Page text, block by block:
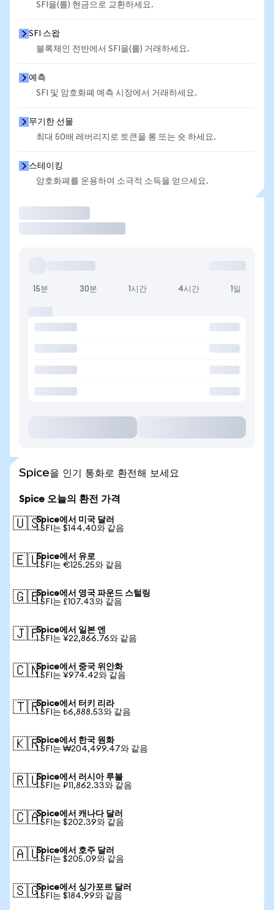
SFI을(를) 현금으로 교환하세요.
SFI 스왑
블록체인 전반에서 SFI을(를) 거래하세요.
예측
SFI 및 암호화폐 예측 시장에서 거래하세요.
무기한 선물
최대 50배 레버리지로 토큰을 롱 또는 숏 하세요.
스테이킹
암호화폐를 운용하여 소극적 소득을 얻으세요.
15분 30분 1시간 4시간 1일
Spice을 인기 통화로 환전해 보세요
Spice 오늘의 환전 가격
🇺🇸Spice에서 미국 달러
1 SFI는 $144.40와 같음
🇪🇺Spice에서 유로
1 SFI는 €125.25와 같음
🇬🇧Spice에서 영국 파운드 스털링
1 SFI는 £107.43와 같음
🇯🇵Spice에서 일본 엔
1 SFI는 ¥22,866.76와 같음
🇨🇳Spice에서 중국 위안화
1 SFI는 ¥974.42와 같음
🇹🇷Spice에서 터키 리라
1 SFI는 ₺6,888.53와 같음
🇰🇷Spice에서 한국 원화
1 SFI는 ₩204,499.47와 같음
🇷🇺Spice에서 러시아 루블
1 SFI는 ₽11,862.33와 같음
🇨🇦Spice에서 캐나다 달러
1 SFI는 $202.39와 같음
🇦🇺Spice에서 호주 달러
1 SFI는 $205.09와 같음
🇸🇬Spice에서 싱가포르 달러
1 SFI는 $184.99와 같음